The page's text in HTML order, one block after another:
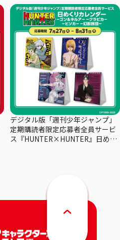
デジタル版「週刊少年ジャンプ」
定期購読者限定応募者全員サービ
ス『HUNTER×HUNTER』日めく